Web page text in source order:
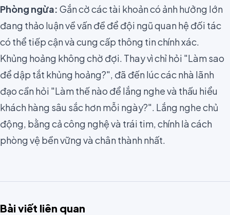
Phòng ngừa: Gắn cờ các tài khoản có ảnh hưởng lớn
đang thảo luận về vấn đề để đội ngũ quan hệ đối tác
có thể tiếp cận và cung cấp thông tin chính xác.
Khủng hoảng không chờ đợi. Thay vì chỉ hỏi "Làm sao
để dập tắt khủng hoảng?", đã đến lúc các nhà lãnh
đạo cần hỏi "Làm thế nào để lắng nghe và thấu hiểu
khách hàng sâu sắc hơn mỗi ngày?". Lắng nghe chủ
động, bằng cả công nghệ và trái tim, chính là cách
phòng vệ bền vững và chân thành nhất.
Bài viết liên quan